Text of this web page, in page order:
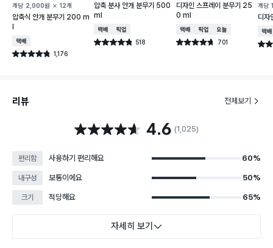
개당 2,000원 12개
압축식 안개 분무기 200 m
택배배송
별점 4.8점 1,176
건 작성
압축 분사 안개 분무기 500
ml
택배배송매장픽업
별점 4.8점 518
건 작성
디자인 스프레이 분무기 25
0 ml
택배배송매장픽업오늘배송
별점 4.7점 701
건 작성
개당
디자
택배
별점
리뷰 전체보기
별점 4.6점 4.6 (1,025)
편리함 사용하기 편리해요 60%
내구성 보통이에요 50%
크기 적당해요 65%
자세히 보기